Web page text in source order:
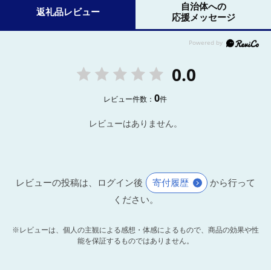
返礼品レビュー
自治体への
応援メッセージ
0.0
レビュー件数：0件
レビューはありません。
レビューの投稿は、ログイン後 寄付履歴
から行って
ください。
※レビューは、個人の主観による感想・体感によるもので、商品の効果や性
能を保証するものではありません。